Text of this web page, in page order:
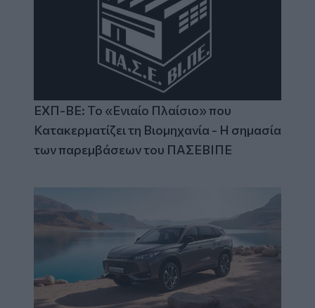
ΕΧΠ-ΒΕ: Το «Ενιαίο Πλαίσιο» που
Κατακερματίζει τη Βιομηχανία - Η σημασία
των παρεμβάσεων του ΠΑΣΕΒΙΠΕ